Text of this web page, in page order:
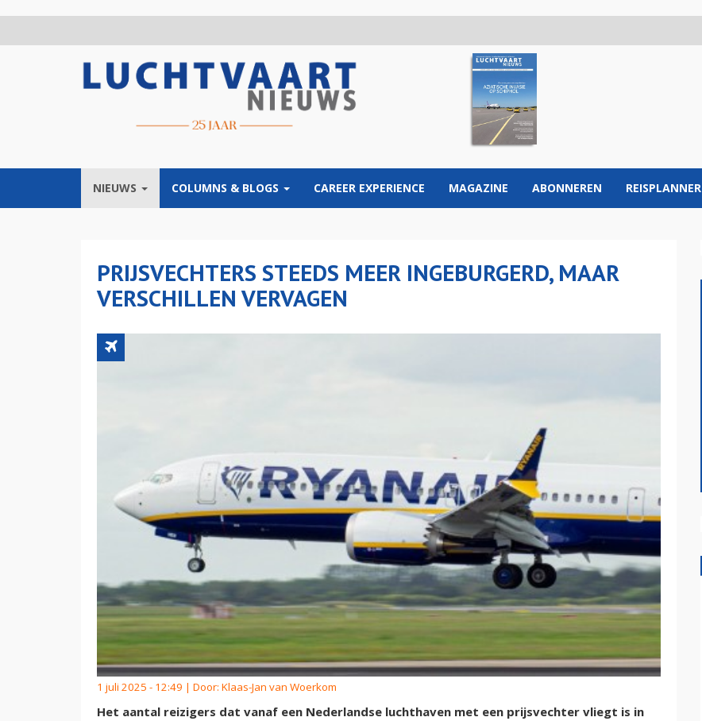
NIEUWS COLUMNS & BLOGS CAREER EXPERIENCE MAGAZINE ABONNEREN REISPLANNER
PRIJSVECHTERS STEEDS MEER INGEBURGERD, MAAR
VERSCHILLEN VERVAGEN
1 juli 2025 - 12:49 | Door: Klaas-Jan van Woerkom
Het aantal reizigers dat vanaf een Nederlandse luchthaven met een prijsvechter vliegt is in